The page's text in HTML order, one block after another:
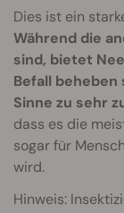
Dies ist ein
Während die
sind, bietet
Befall
Sinne zu sehr
dass es die
sogar für
wird.
Hinweis: